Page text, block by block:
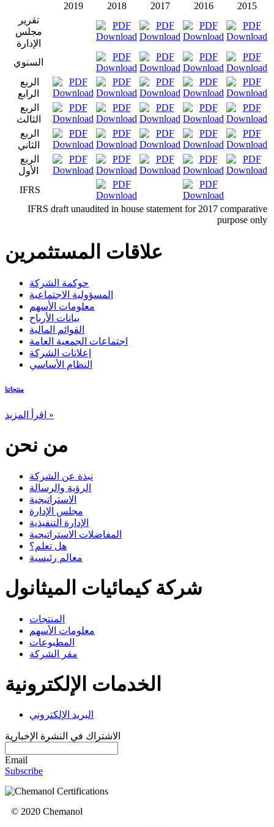
2019 2018 2017 2016
2015
تقرير
مجلس
الإدارة
السنوي
الرابع
الثالث
الثاني
الأول
IFRS
IFRS draft unaudited in house statement for 2017 comparative
purpose only
علاقات المستثمرين
حوكمة الشركة
المسؤولية الاجتماعية
معلومات الأسهم
بيانات الأرباح
القوائم المالية
اجتماعات الجمعية العامة
إعلانات الشركة
النظام الأساسي
منتجاتنا
اقرأ المزيد »
من نحن
نبذة عن الشركة
الرؤية والرسالة
الاستراتيجية
مجلس الإدارة
الإدارة التنفيذية
المفاضلات الاستراتيجية
هل تعلم؟
معالم رئيسية
شركة كيمائيات الميثانول
المنتجات
معلومات الأسهم
المطبوعات
مقر الشركة
الخدمات الإلكترونية
البريد الإلكتروني
الاشتراك في النشرة الإخبارية
Email
Subscribe
© 2020 Chemanol